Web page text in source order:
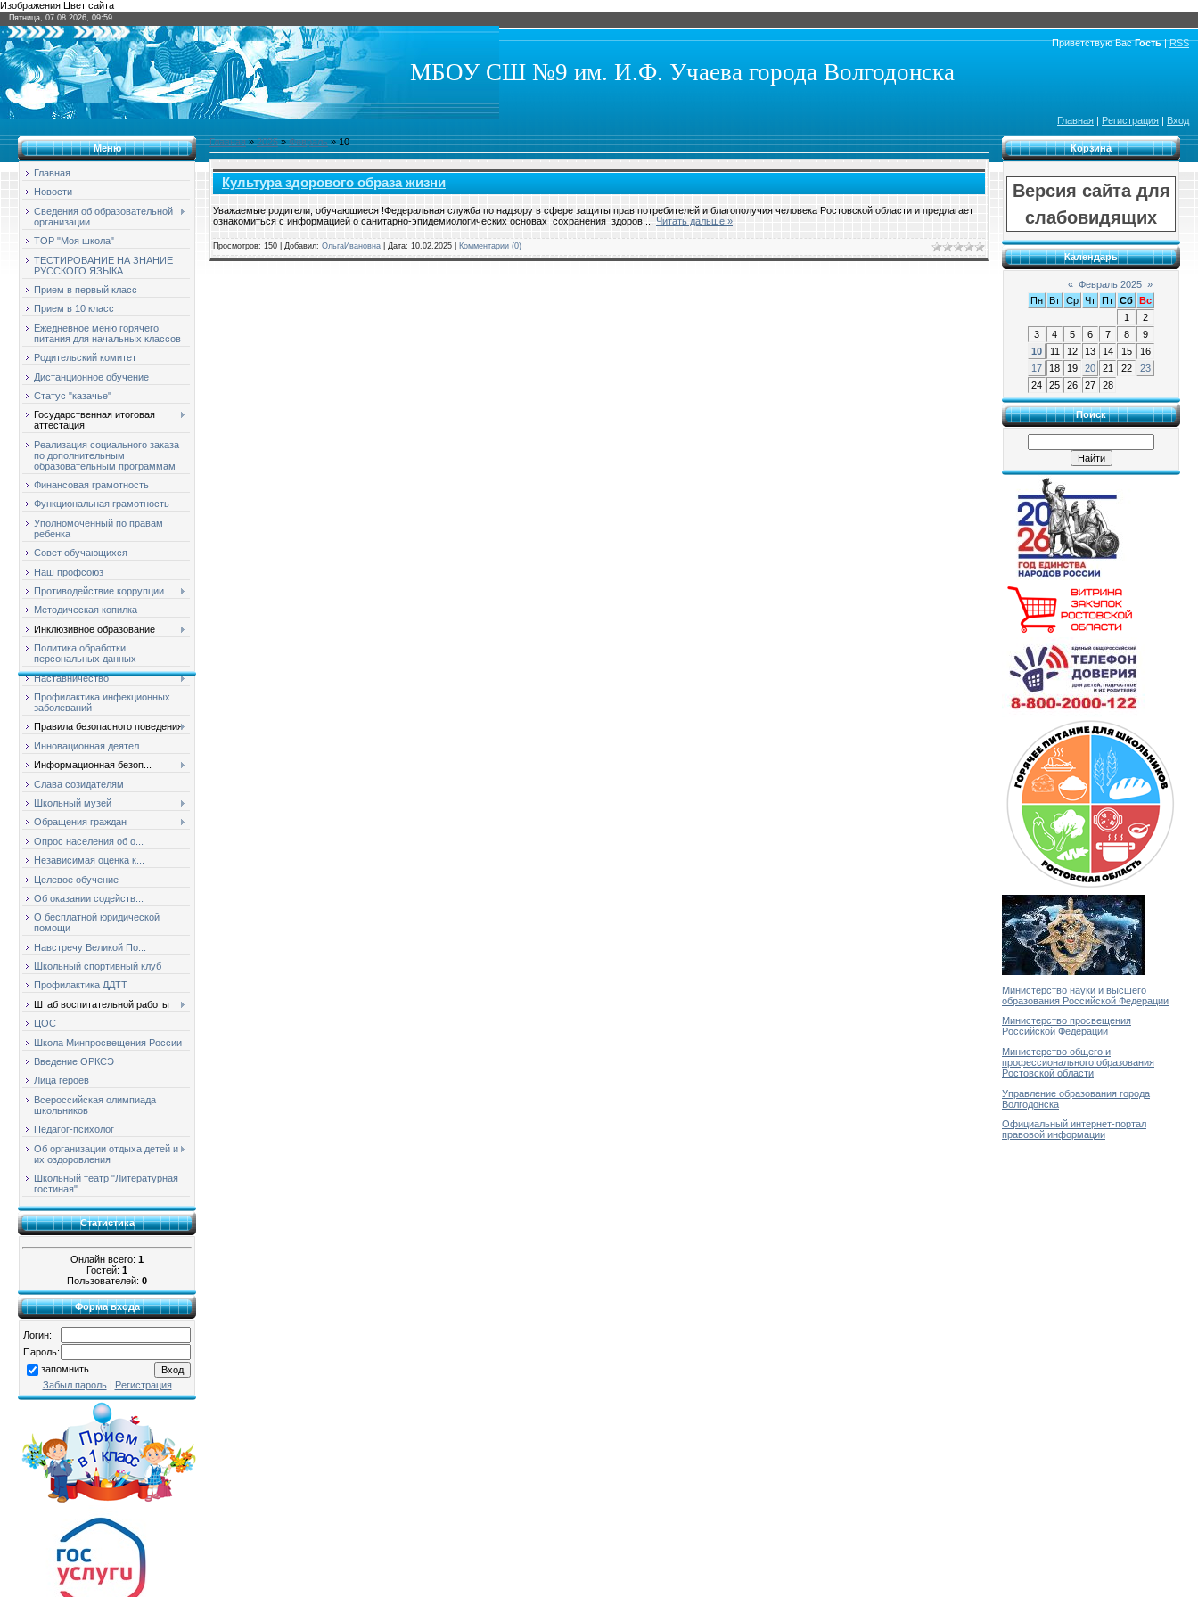
Изображения Цвет сайта
Пятница, 07.08.2026, 09:59
Приветствую Вас Гость|RSS
МБОУ СШ №9 им. И.Ф. Учаева города Волгодонска
Главная | Регистрация | Вход
Меню
Главная
Новости
Сведения об образовательной
организации
ТОР "Моя школа"
ТЕСТИРОВАНИЕ НА ЗНАНИЕ
РУССКОГО ЯЗЫКА
Прием в первый класс
Прием в 10 класс
Ежедневное меню горячего
питания для начальных классов
Родительский комитет
Дистанционное обучение
Статус "казачье"
Государственная итоговая
аттестация
Реализация социального заказа
по дополнительным
образовательным программам
Финансовая грамотность
Функциональная грамотность
Уполномоченный по правам
ребенка
Совет обучающихся
Наш профсоюз
Противодействие коррупции
Методическая копилка
Инклюзивное образование
Политика обработки
персональных данных
Наставничество
Профилактика инфекционных
заболеваний
Правила безопасного поведения
Инновационная деятел...
Информационная безоп...
Слава созидателям
Школьный музей
Обращения граждан
Опрос населения об о...
Независимая оценка к...
Целевое обучение
Об оказании содейств...
О бесплатной юридической
помощи
Навстречу Великой По...
Школьный спортивный клуб
Профилактика ДДТТ
Штаб воспитательной работы
ЦОС
Школа Минпросвещения России
Введение ОРКСЭ
Лица героев
Всероссийская олимпиада
школьников
Педагог-психолог
Об организации отдыха детей и
их оздоровления
Школьный театр "Литературная
гостиная"
Статистика
Онлайн всего: 1
Гостей: 1
Пользователей: 0
Форма входа
Логин:
Пароль:
запомнить
Забыл пароль| Регистрация
Главная»2025 » Февраль » 10
Культура здорового образа жизни
Уважаемые родители, обучающиеся !Федеральная служба по надзору в сфере защиты прав потребителей и благополучия человека Ростовской области и предлагает
ознакомиться с информацией о санитарно-эпидемиологических основах сохранения здоров
Читать дальше »
Просмотров: 150 | Добавил: ОльгаИвановна | Дата: 10.02.2025 Комментарии (0)
Корзина
Версия сайта для
слабовидящих
Календарь
« Февраль 2025 »
Пн Вт Ср Чт Пт Сб Вс
1
2
3
4 5 6 7 8
9
10
11 12 13 14 15
16
17
18 19 20 21 22
23
24
25 26 27 28
Поиск
Министерство науки и высшего
образования Российской Федерации
Министерство просвещения
Российской Федерации
Министерство общего и
профессионального образования
Ростовской области
Управление образования города
Волгодонска
Официальный интернет-портал
правовой информации